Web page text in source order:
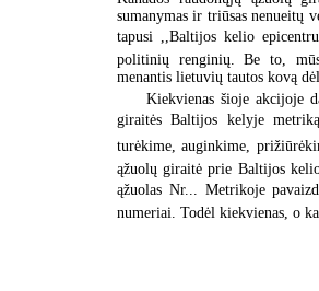
sumanymas ir triūsas nenueitų
tapusi ,,Baltijos kelio
politinių renginių. Be to,
menantis lietuvių tautos kovą
Kiekvienas šioje akcijoje
giraitės Baltijos kelyje
turėkime, auginkime,
ąžuolų giraitė prie Baltijos
ąžuolas Nr... Metrikoje
numeriai. Todėl kiekvienas, o